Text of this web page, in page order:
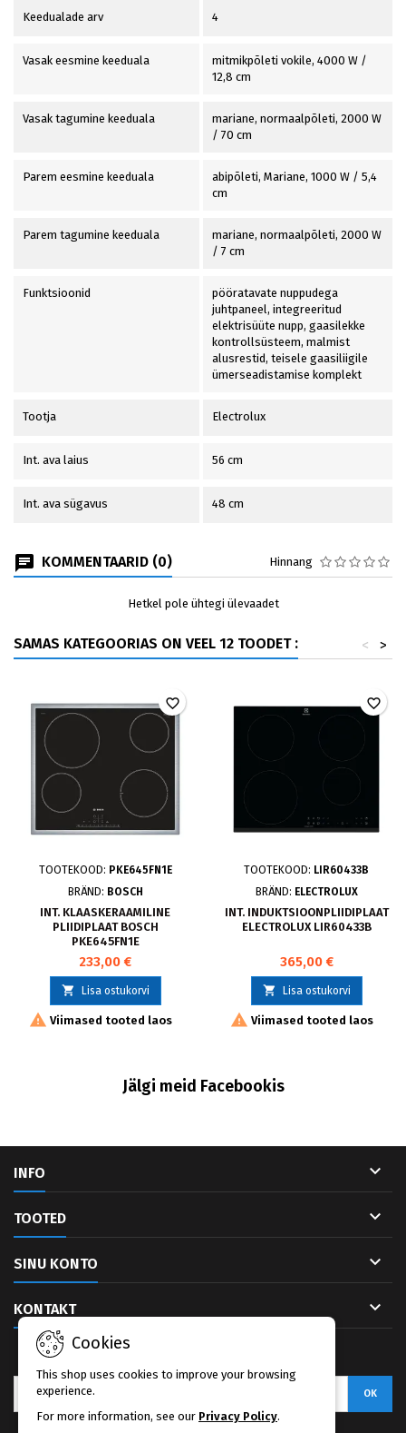
Keedualade arv 4
Vasak eesmine keeduala
mitmikpõleti vokile, 4000 W /
12,8 cm
Vasak tagumine keeduala
mariane, normaalpõleti, 2000 W
/ 70 cm
Parem eesmine keeduala
abipõleti, Mariane, 1000 W / 5,4
cm
Parem tagumine keeduala
mariane, normaalpõleti, 2000 W
/ 7 cm
Funktsioonid
pööratavate nuppudega
juhtpaneel, integreeritud
elektrisüüte nupp, gaasilekke
kontrollsüsteem, malmist
alusrestid, teisele gaasiliigile
ümerseadistamise komplekt
Tootja Electrolux
Int. ava laius 56 cm
Int. ava sügavus 48 cm
KOMMENTAARID (0) Hinnang
Hetkel pole ühtegi ülevaadet
SAMAS KATEGOORIAS ON VEEL 12 TOODET : >
<
TOOTEKOOD: PKE645FN1E
BRÄND: BOSCH
INT. KLAASKERAAMILINE
PLIIDIPLAAT BOSCH
PKE645FN1E
233,00 €
 Lisa ostukorvi
 Viimased tooted laos
favorite_border
TOOTEKOOD: LIR60433B
BRÄND: ELECTROLUX
INT. INDUKTSIOONPLIIDIPLAAT
ELECTROLUX LIR60433B
365,00 €
 Lisa ostukorvi
 Viimased tooted laos
favorite_border
Jälgi meid Facebookis
INFO 
TOOTED 
SINU KONTO 
KONTAKT 
Cookies
This shop uses cookies to improve your browsing
experience.
For more information, see our Privacy Policy.